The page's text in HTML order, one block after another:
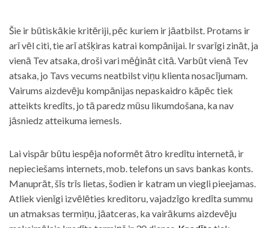
Šie ir būtiskākie kritēriji, pēc kuriem ir jāatbilst. Protams ir
arī vēl citi, tie arī atšķiras katrai kompānijai. Ir svarīgi zināt, ja
vienā Tev atsaka, droši vari mēģināt citā. Varbūt vienā Tev
atsaka, jo Tavs vecums neatbilst viņu klienta nosacījumam.
Vairums aizdevēju kompānijas nepaskaidro kāpēc tiek
atteikts kredīts, jo tā paredz mūsu likumdošana, ka nav
jāsniedz atteikuma iemesls.
Lai vispār būtu iespēja noformēt ātro kredītu internetā, ir
nepieciešams internets, mob. telefons un savs bankas konts.
Manuprāt, šīs trīs lietas, šodien ir katram un viegli pieejamas.
Atliek vienīgi izvēlēties kreditoru, vajadzīgo kredīta summu
un atmaksas termiņu, jāatceras, ka vairākums aizdevēju